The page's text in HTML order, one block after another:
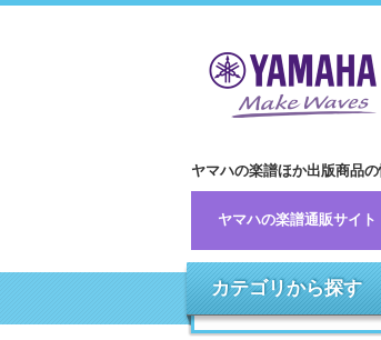
ヤマハの楽譜ほか出版商品の
ヤマハの楽譜通販サイト
カテゴリから探す